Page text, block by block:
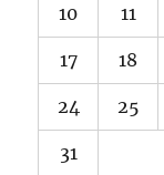
10 11
17 18
24 25
31